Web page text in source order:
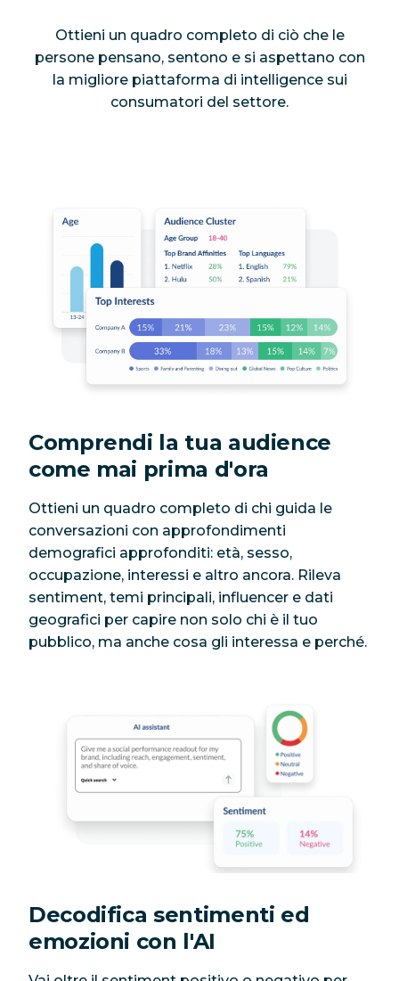
Ottieni un quadro completo di ciò che le
persone pensano, sentono e si aspettano con
la migliore piattaforma di intelligence sui
consumatori del settore.
Comprendi la tua audience
come mai prima d'ora
Ottieni un quadro completo di chi guida le
conversazioni con approfondimenti
demografici approfonditi: età, sesso,
occupazione, interessi e altro ancora. Rileva
sentiment, temi principali, influencer e dati
geografici per capire non solo chi è il tuo
pubblico, ma anche cosa gli interessa e perché.
Decodifica sentimenti ed
emozioni con l'AI